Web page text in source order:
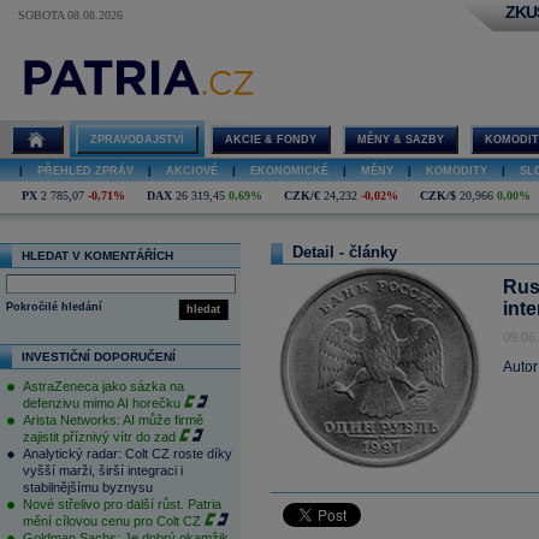
SOBOTA 08.08.2026
ZPRAVODAJSTVÍ AKCIE & FONDY MĚNY & SAZBY
PŘEHLED ZPRÁV AKCIOVÉ EKONOMICKÉ MĚNY KOMODITY
PX 2 785,07 -0,71% DAX 26 319,45 0,69% CZK/€ 24,232 -0,02% CZK/$ 20,966 0,00%
HLEDAT V KOMENTÁŘÍCH
hledat
Pokročilé hledání
INVESTIČNÍ DOPORUČENÍ
AstraZeneca jako sázka na
defenzivu mimo AI horečku
Arista Networks: AI může firmě
zajistit příznivý vítr do zad
Analytický radar: Colt CZ roste díky
vyšší marži, širší integraci i
stabilnějšímu byznysu
Nové střelivo pro další růst. Patria
mění cílovou cenu pro Colt CZ
Detail - články